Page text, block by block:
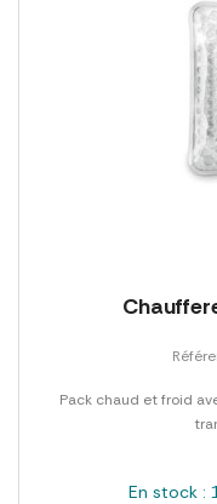
Pack chaud et froid
En stock :